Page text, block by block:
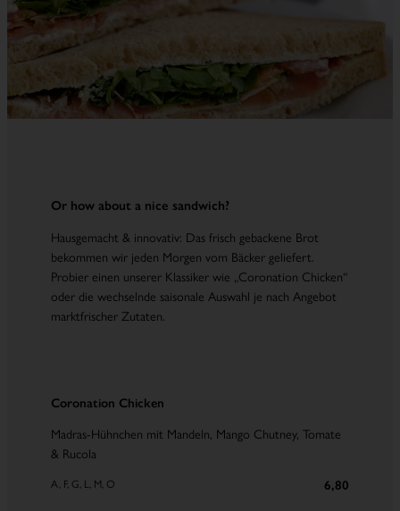
Or how about a nice sandwich?
Hausgemacht & innovativ: Das frisch gebackene Brot
bekommen wir jeden Morgen vom Bäcker geliefert.
Probier einen unserer Klassiker wie „Coronation Chicken“
oder die wechselnde saisonale Auswahl je nach Angebot
marktfrischer Zutaten.
Coronation Chicken
Madras-Hühnchen mit Mandeln, Mango Chutney, Tomate
& Rucola
A, F, G, L, M, O 6,80